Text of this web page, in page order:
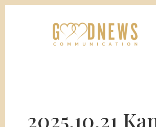
2025.10.21